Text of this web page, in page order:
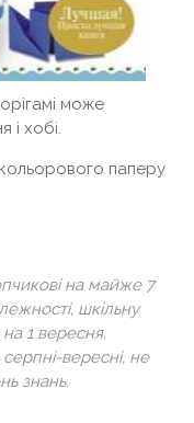
може
і хобі.
паперу
на майже 7
шкільну
1 вересня.
вересні, не
знань.